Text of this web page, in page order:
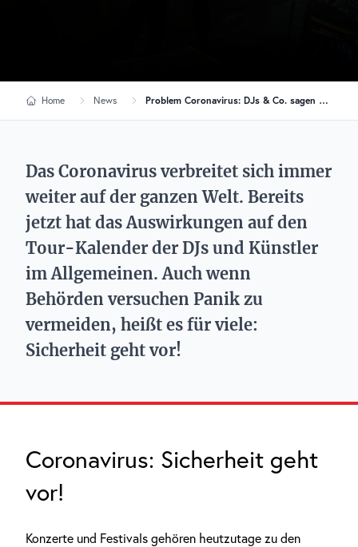
Home News Problem Coronavirus: DJs & Co. sagen Shows ab!
Das Coronavirus verbreitet sich immer
weiter auf der ganzen Welt. Bereits
jetzt hat das Auswirkungen auf den
Tour-Kalender der DJs und Künstler
im Allgemeinen. Auch wenn
Behörden versuchen Panik zu
vermeiden, heißt es für viele:
Sicherheit geht vor!
Coronavirus: Sicherheit geht
vor!
Konzerte und Festivals gehören heutzutage zu den